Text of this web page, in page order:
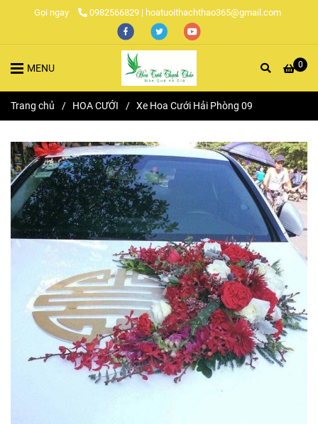
Gọi ngay 0982566829 | hoatuoithachthao365@gmail.com
0
MENU
Trang chủ / HOA CƯỚI / Xe Hoa Cưới Hải Phòng 09